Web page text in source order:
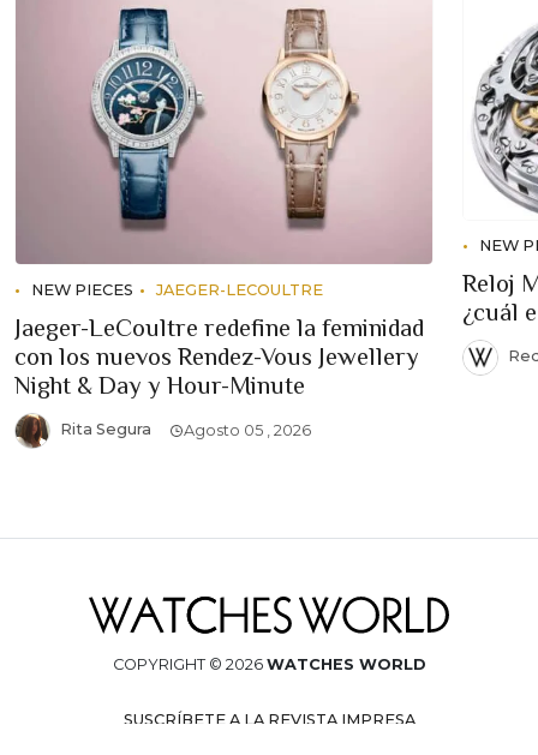
NEW PIECES JAEGER-LECOULTRE
Jaeger-LeCoultre redefine la feminidad
con los nuevos Rendez-Vous Jewellery
Night & Day y Hour-Minute
Rita Segura Agosto 05 , 2026
NEW
Reloj
¿cuál
COPYRIGHT © 2026 WATCHES WORLD
SUSCRÍBETE A LA REVISTA IMPRESA